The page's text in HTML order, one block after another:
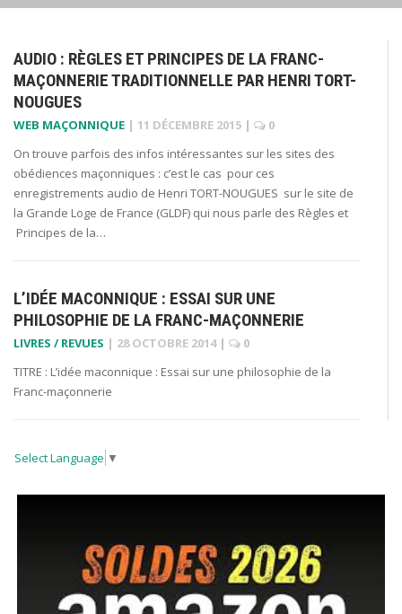
AUDIO : RÈGLES ET PRINCIPES DE LA FRANC-
MAÇONNERIE TRADITIONNELLE PAR HENRI TORT-
NOUGUES
WEB MAÇONNIQUE | 11 DÉCEMBRE 2015 |
0
On trouve parfois des infos intéressantes sur les sites des
obédiences maçonniques : c’est le cas pour ces
enregistrements audio de Henri TORT-NOUGUES sur le site de
la Grande Loge de France (GLDF) qui nous parle des Règles et
Principes de la…
L’IDÉE MACONNIQUE : ESSAI SUR UNE
PHILOSOPHIE DE LA FRANC-MAÇONNERIE
LIVRES / REVUES | 28 OCTOBRE 2014 |
0
TITRE : L’idée maconnique : Essai sur une philosophie de la
Franc-maçonnerie
Select Language ▼